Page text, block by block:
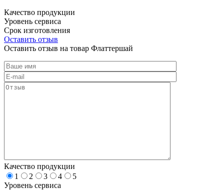
Качество продукции
Уровень сервиса
Срок изготовления
Оставить отзыв
Оставить отзыв на товар Флаттершай
Качество продукции
1
2 3 4
5
Уровень сервиса